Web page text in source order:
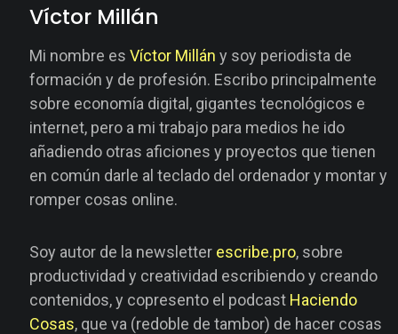
Víctor Millán
Mi nombre es Víctor Millán y soy periodista de
formación y de profesión. Escribo principalmente
sobre economía digital, gigantes tecnológicos e
internet, pero a mi trabajo para medios he ido
añadiendo otras aficiones y proyectos que tienen
en común darle al teclado del ordenador y montar y
romper cosas online.
Soy autor de la newsletter escribe.pro, sobre
productividad y creatividad escribiendo y creando
contenidos, y copresento el podcast Haciendo
Cosas, que va (redoble de tambor) de hacer cosas